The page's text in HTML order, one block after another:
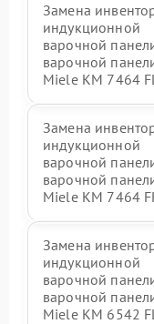
Замена
индукционной
варочной
варочной
Miele KM 7464
Замена
индукционной
варочной
варочной
Miele KM 7464
Замена
индукционной
варочной
варочной
Miele KM 6542